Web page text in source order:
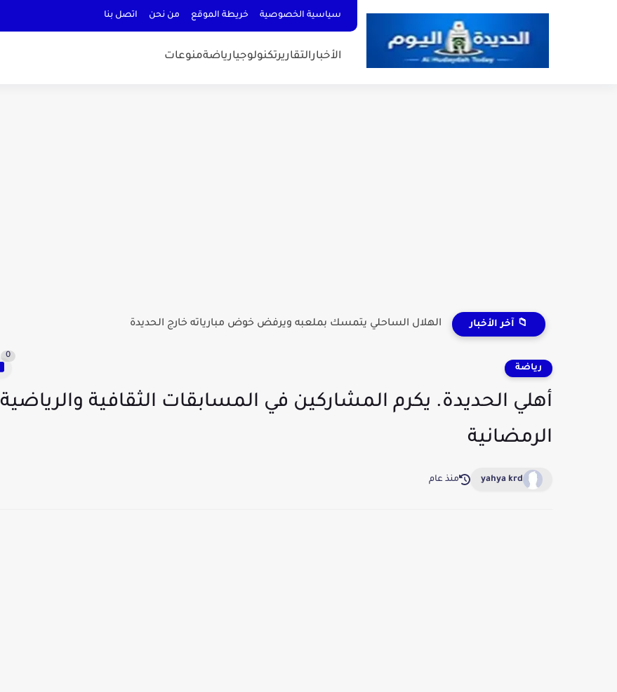
سياسية الخصوصية خريطة الموقع من نحن اتصل بنا
الأخبارالتقاريرتكنولوجيارياضةمنوعات
📁 آخر الأخبار الهلال الساحلي يتمسك بملعبه ويرفض خوض مبارياته خارج الحديدة
رياضة
0
أهلي الحديدة. يكرم المشاركين في المسابقات الثقافية والرياضية
الرمضانية
yahya krd منذ عام